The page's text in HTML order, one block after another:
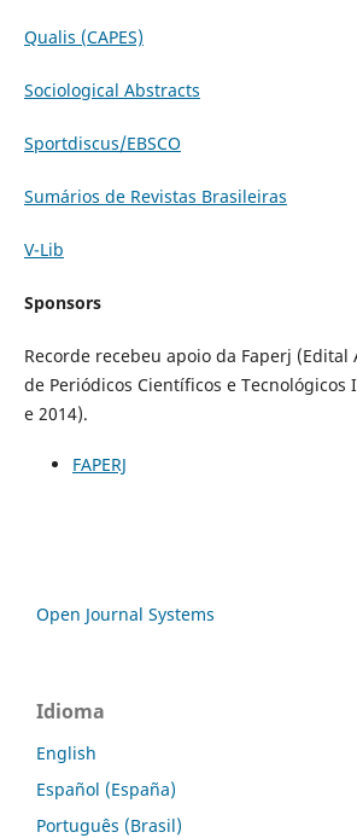
Qualis (CAPES)
Sociological Abstracts
Sportdiscus/EBSCO
Sumários de Revistas Brasileiras
V-Lib
Sponsors
Recorde recebeu apoio da Faperj (Edital
de Periódicos Científicos e Tecnológicos
e 2014).
FAPERJ
Open Journal Systems
Idioma
English
Español (España)
Português (Brasil)